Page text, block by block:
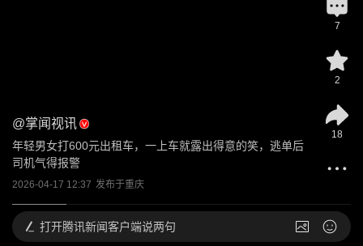
@掌闻视讯
年轻男女打600元出租车，一上车就露出得意的笑，逃单后
司机气得报警
2026-04-17 12:37 发布于重庆
7
2
18
打开腾讯新闻客户端说两句